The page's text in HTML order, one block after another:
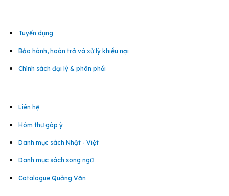
Tuyển dụng
Bảo hành, hoàn trả và xử lý khiếu nại
Chính sách đại lý & phân phối
Liên hệ
Hòm thư góp ý
Danh mục sách Nhật - Việt
Danh mục sách song ngữ
Catalogue Quảng Văn